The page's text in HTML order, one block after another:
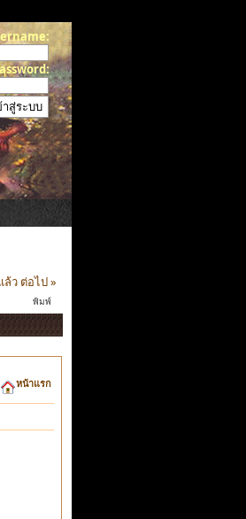
ล้ว ต่อไป »
พิมพ์
หน้าแรก